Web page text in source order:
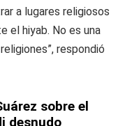
a lugares religiosos
el hiyab. No es una
respondió
sobre el
desnudo